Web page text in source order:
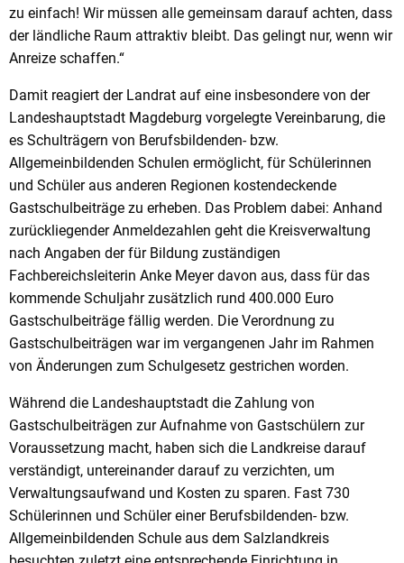
zu einfach! Wir müssen alle gemeinsam darauf achten, dass
der ländliche Raum attraktiv bleibt. Das gelingt nur, wenn wir
Anreize schaffen.“
Damit reagiert der Landrat auf eine insbesondere von der
Landeshauptstadt Magdeburg vorgelegte Vereinbarung, die
es Schulträgern von Berufsbildenden- bzw.
Allgemeinbildenden Schulen ermöglicht, für Schülerinnen
und Schüler aus anderen Regionen kostendeckende
Gastschulbeiträge zu erheben. Das Problem dabei: Anhand
zurückliegender Anmeldezahlen geht die Kreisverwaltung
nach Angaben der für Bildung zuständigen
Fachbereichsleiterin Anke Meyer davon aus, dass für das
kommende Schuljahr zusätzlich rund 400.000 Euro
Gastschulbeiträge fällig werden. Die Verordnung zu
Gastschulbeiträgen war im vergangenen Jahr im Rahmen
von Änderungen zum Schulgesetz gestrichen worden.
Während die Landeshauptstadt die Zahlung von
Gastschulbeiträgen zur Aufnahme von Gastschülern zur
Voraussetzung macht, haben sich die Landkreise darauf
verständigt, untereinander darauf zu verzichten, um
Verwaltungsaufwand und Kosten zu sparen. Fast 730
Schülerinnen und Schüler einer Berufsbildenden- bzw.
Allgemeinbildenden Schule aus dem Salzlandkreis